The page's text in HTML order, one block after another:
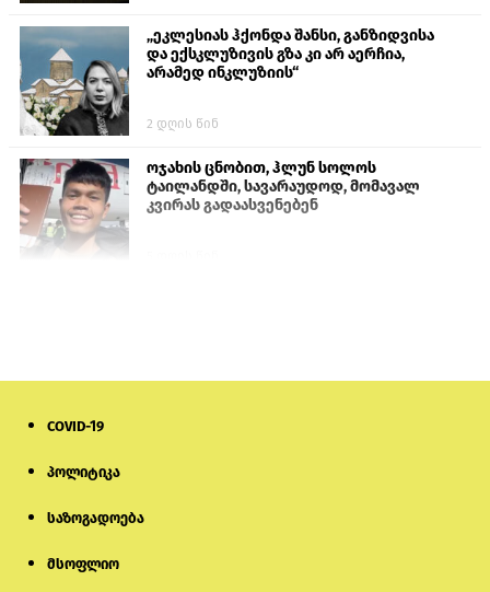
„ეკლესიას ჰქონდა შანსი, განზიდვისა
და ექსკლუზივის გზა კი არ აერჩია,
არამედ ინკლუზიის“
2 დღის წინ
ოჯახის ცნობით, ჰლუნ სოლოს
ტაილანდში, სავარაუდოდ, მომავალ
კვირას გადაასვენებენ
COVID-19
პოლიტიკა
საზოგადოება
მსოფლიო